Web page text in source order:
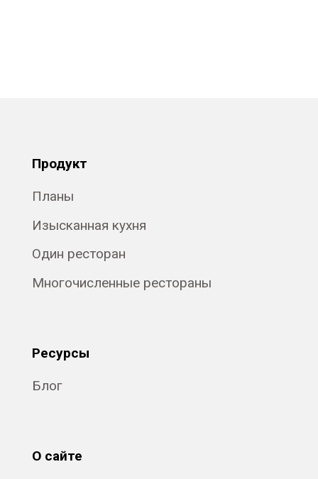
Продукт
Планы
Изысканная кухня
Один ресторан
Многочисленные рестораны
Ресурсы
Блог
О сайте